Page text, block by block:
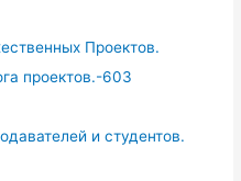
Проектов.
проектов.-603
и студентов.